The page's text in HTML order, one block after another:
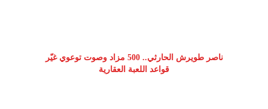
ناصر طويرش الحارثي.. 500 مزاد وصوت توعوي غيّر
قواعد اللعبة العقارية